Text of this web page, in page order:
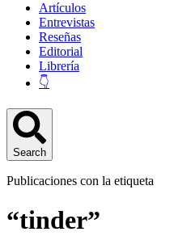
Artículos
Entrevistas
Reseñas
Editorial
Librería
👇
Search
Publicaciones con la etiqueta
“tinder”